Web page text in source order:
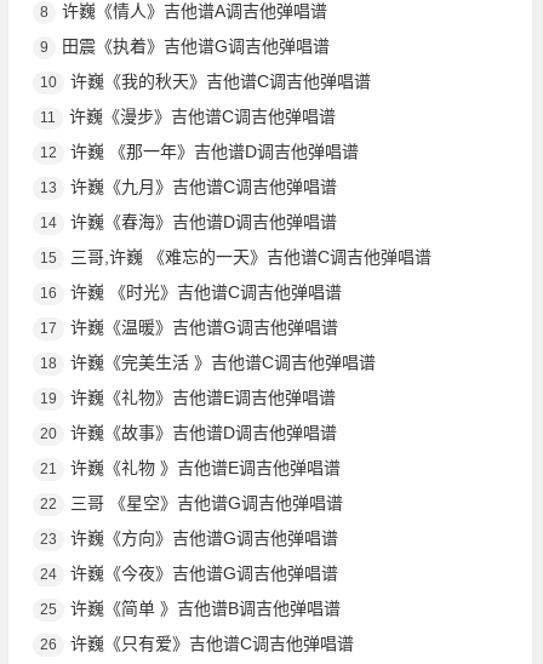
8 许巍《情人》吉他谱A调吉他弹唱谱
9 田震《执着》吉他谱G调吉他弹唱谱
10 许巍《我的秋天》吉他谱C调吉他弹唱谱
11 许巍《漫步》吉他谱C调吉他弹唱谱
12 许巍 《那一年》吉他谱D调吉他弹唱谱
13 许巍《九月》吉他谱C调吉他弹唱谱
14 许巍《春海》吉他谱D调吉他弹唱谱
15 三哥,许巍 《难忘的一天》吉他谱C调吉他弹唱谱
16 许巍 《时光》吉他谱C调吉他弹唱谱
17 许巍《温暖》吉他谱G调吉他弹唱谱
18 许巍《完美生活 》吉他谱C调吉他弹唱谱
19 许巍《礼物》吉他谱E调吉他弹唱谱
20 许巍《故事》吉他谱D调吉他弹唱谱
21 许巍《礼物 》吉他谱E调吉他弹唱谱
22 三哥 《星空》吉他谱G调吉他弹唱谱
23 许巍《方向》吉他谱G调吉他弹唱谱
24 许巍《今夜》吉他谱G调吉他弹唱谱
25 许巍《简单 》吉他谱B调吉他弹唱谱
26 许巍《只有爱》吉他谱C调吉他弹唱谱